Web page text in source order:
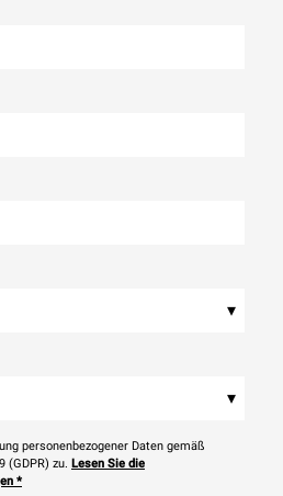
▾
▾
personenbezogener Daten gemäß
(GDPR) zu. Lesen Sie die
*